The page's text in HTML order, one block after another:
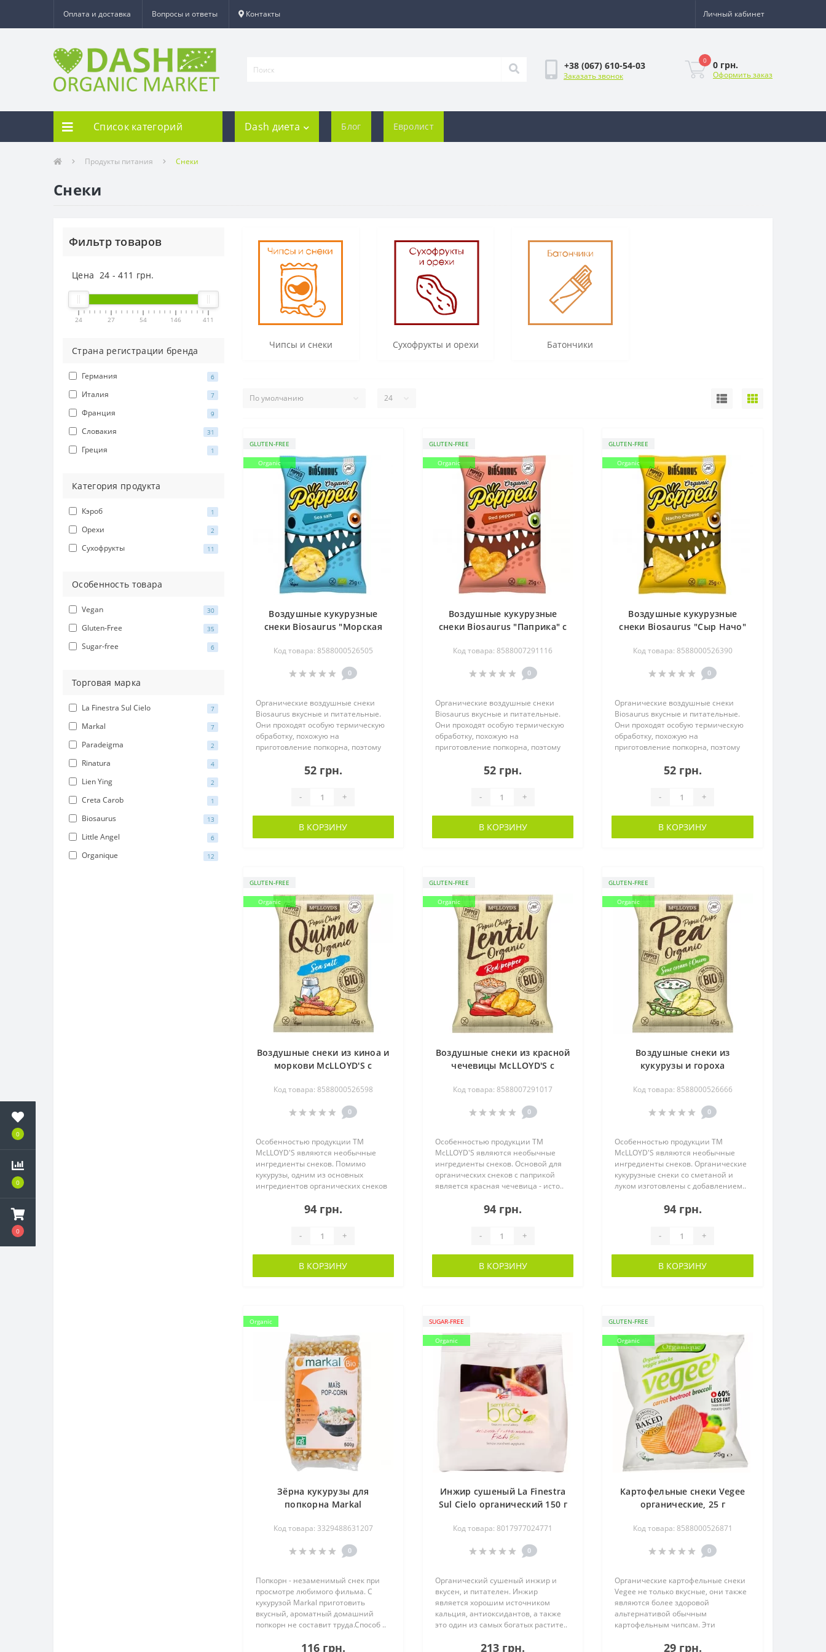
0
0
0
Оплата и доставка Вопросы и ответы Контакты Личный кабинет
+38 (067) 610-54-03
Заказать звонок
0 0 грн.
Оформить заказ
Список категорий Dash диета Блог Евролист
Продукты питания Снеки
Снеки
Фильтр товаров
Цена 24 -411 грн.
24 27 54 146 411
Cтрана регистрации бренда
Германия 6
Италия 7
Франция 9
Словакия 31
Греция 1
Категория продукта
Кэроб 1
Орехи 2
Сухофрукты 11
Особенность товара
Vegan 30
Gluten-Free 35
Sugar-free 6
Торговая марка
La Finestra Sul Cielo 7
Markal 7
Paradeigma 2
Rinatura 4
Lien Ying 2
Creta Carob 1
Biosaurus 13
Little Angel 6
Organique 12
Чипсы и снеки Сухофрукты и орехи Батончики
GLUTEN-FREE
Organic
Воздушные кукурузные
снеки Biosaurus "Морская
кукурузой органические, 25 г
Код товара: 8588000526505
0
Органические воздушные снеки
Biosaurus вкусные и питательные.
Они проходят особую термическую
обработку, похожую на
приготовление попкорна, поэтому
52 грн.
- +
В КОРЗИНУ
GLUTEN-FREE
Organic
Воздушные кукурузные
снеки Biosaurus "Паприка" с
органические, 25 г
Код товара: 8588007291116
0
Органические воздушные снеки
Biosaurus вкусные и питательные.
Они проходят особую термическую
обработку, похожую на
приготовление попкорна, поэтому
52 грн.
- +
В КОРЗИНУ
GLUTEN-FREE
Organic
Воздушные кукурузные
снеки Biosaurus "Сыр Начо"
Код товара: 8588000526390
0
Органические воздушные снеки
Biosaurus вкусные и питательные.
Они проходят особую термическую
обработку, похожую на
приготовление попкорна, поэтому
52 грн.
- +
В КОРЗИНУ
GLUTEN-FREE
Organic
Воздушные снеки из киноа и
моркови McLLOYD'S с
органические, 45 г
Код товара: 8588000526598
0
Особенностью продукции ТМ
McLLOYD'S являются необычные
ингредиенты снеков. Помимо
кукурузы, одним из основных
ингредиентов органических снеков
94 грн.
- +
В КОРЗИНУ
GLUTEN-FREE
Organic
Воздушные снеки из красной
чечевицы McLLOYD'S с
Код товара: 8588007291017
0
Особенностью продукции ТМ
McLLOYD'S являются необычные
ингредиенты снеков. Основой для
органических снеков с паприкой
является красная чечевица - исто..
94 грн.
- +
В КОРЗИНУ
GLUTEN-FREE
Organic
Воздушные снеки из
кукурузы и гороха
луком органические, 45 г
Код товара: 8588000526666
0
Особенностью продукции ТМ
McLLOYD'S являются необычные
ингредиенты снеков. Органические
кукурузные снеки со сметаной и
луком изготовлены с добавлением..
94 грн.
- +
В КОРЗИНУ
Organic
Зёрна кукурузы для
попкорна Markal
Код товара: 3329488631207
0
Попкорн - незаменимый снек при
просмотре любимого фильма. С
кукурузой Markal приготовить
вкусный, ароматный домашний
попкорн не составит труда.Способ ..
116 грн.
SUGAR-FREE
Organic
Инжир сушеный La Finestra
Sul Cielo органический 150 г
Код товара: 8017977024771
0
Органический сушеный инжир и
вкусен, и питателен. Инжир
является хорошим источником
кальция, антиоксидантов, а также
это один из самых богатых растите..
213 грн.
GLUTEN-FREE
Organic
Картофельные снеки Vegee
органические, 25 г
Код товара: 8588000526871
0
Органические картофельные снеки
Vegee не только вкусные, они также
являются более здоровой
альтернативой обычным
картофельным чипсам. Эти
29 грн.